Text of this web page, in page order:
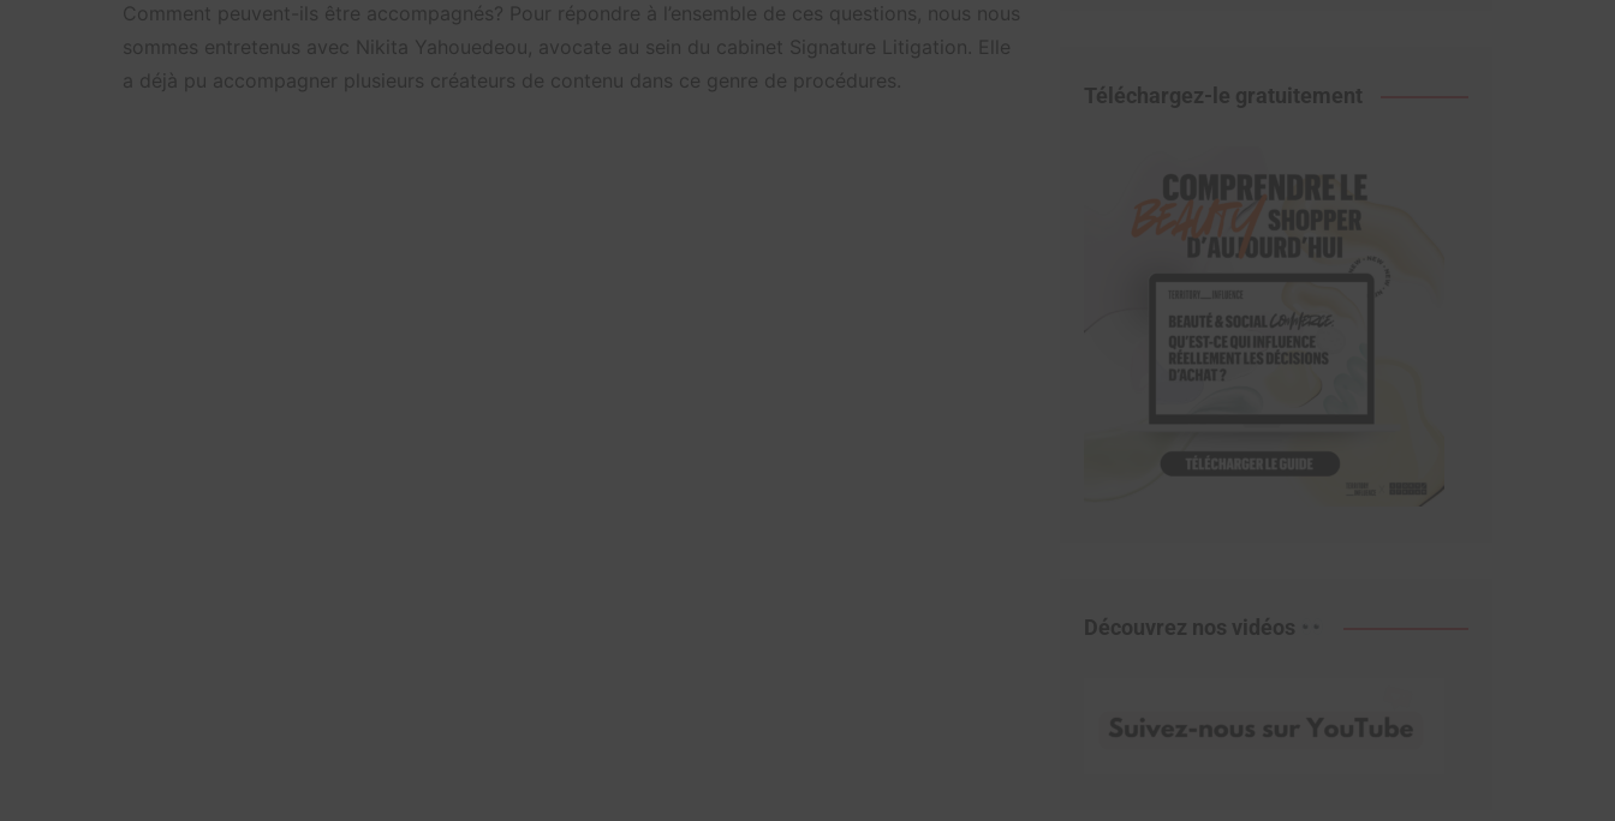
Comment peuvent-ils être accompagnés? Pour répondre à l’ensemble de ces questions, nous nous
sommes entretenus avec Nikita Yahouedeou, avocate au sein du cabinet Signature Litigation. Elle
a déjà pu accompagner plusieurs créateurs de contenu dans ce genre de procédures.
Téléchargez-le gratuitement
Découvrez nos vidéos